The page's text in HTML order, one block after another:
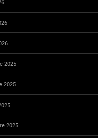
2025
2025
2025